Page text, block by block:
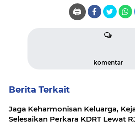
🖨️
komentar
Berita Terkait
Jaga Keharmonisan Keluarga,
Selesaikan Perkara KDRT Lewat